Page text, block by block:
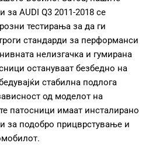
за AUDI Q3 2011-2018 се
тестирања за да ги
стандарди за перформанси
нелизгачка и гумирана
остануваат безбедно на
стабилна подлога
од моделот на
патосници имаат инсталирано
за подобро прицврстување и